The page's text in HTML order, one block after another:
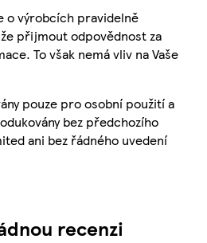
o výrobcích pravidelně
přijmout odpovědnost za
To však nemá vliv na Vaše
pouze pro osobní použití a
bez předchozího
ani bez řádného uvedení
recenzi